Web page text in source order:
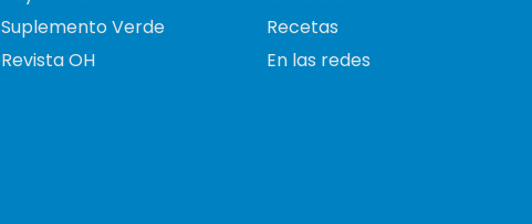
Suplemento Verde
Revista OH
Recetas
En las redes